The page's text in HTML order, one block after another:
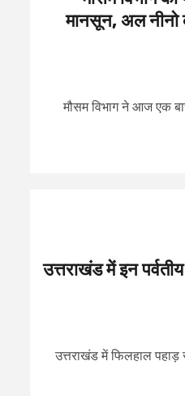
मानसून, अल नीनो
मौसम विभाग ने आज एक
उत्तराखंड में इन
उत्तराखंड में फिलहाल